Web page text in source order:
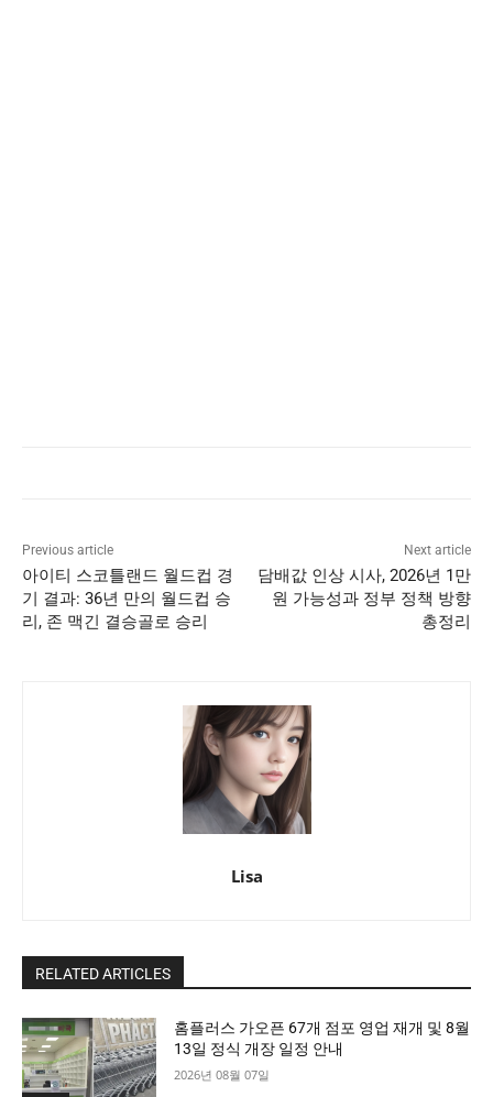
Previous article
아이티 스코틀랜드 월드컵 경
기 결과: 36년 만의 월드컵 승
리, 존 맥긴 결승골로 승리
Next article
담배값 인상 시사, 2026년 1만
원 가능성과 정부 정책 방향
총정리
Lisa
RELATED ARTICLES
홈플러스 가오픈 67개 점포 영업 재개 및 8월
13일 정식 개장 일정 안내
2026년 08월 07일